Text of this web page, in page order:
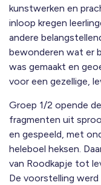
kunstwerken en
inloop kregen
andere
bewonderen wat er
was gemaakt en
voor een gezellige,
Groep 1/2 opende
fragmenten uit
en gespeeld, met
heleboel heksen.
van Roodkapje tot
De voorstelling